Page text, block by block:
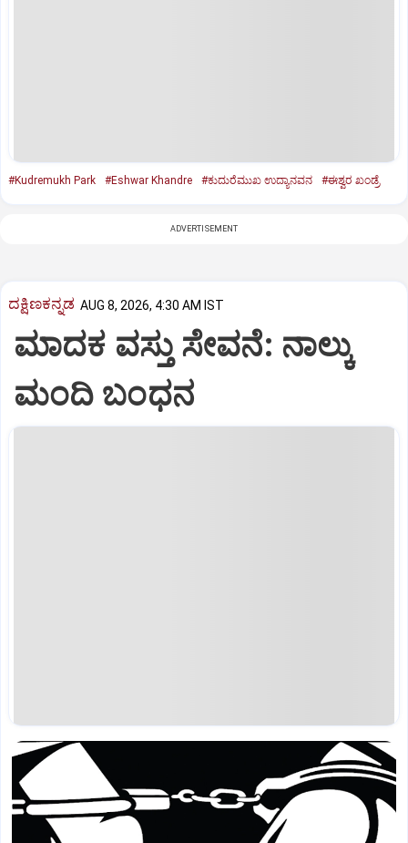
#Kudremukh Park #Eshwar Khandre #ಕುದುರೆಮುಖ ಉದ್ಯಾನವನ #ಈಶ್ವರ ಖಂಡ್ರೆ
ADVERTISEMENT
ದಕ್ಷಿಣಕನ್ನಡ AUG 8, 2026, 4:30 AM IST
ಮಾದಕ ವಸ್ತು ಸೇವನೆ: ನಾಲ್ಕು
ಮಂದಿ ಬಂಧನ